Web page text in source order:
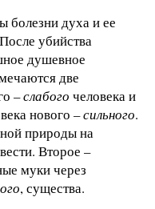
болезни духа и ее
убийства
душевное
две
–слабого человека и
нового –сильного.
природы на
Второе –
муки через
, существа.